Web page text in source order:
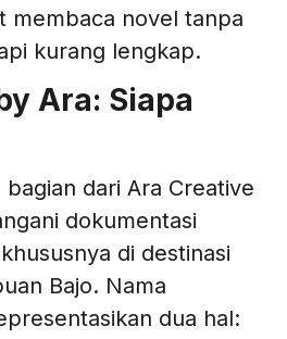
membaca novel tanpa
kurang lengkap.
Ara: Siapa
bagian dari Ara Creative
dokumentasi
di destinasi
Bajo. Nama
dua hal: